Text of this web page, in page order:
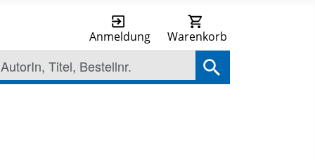
Anmeldung Warenkorb